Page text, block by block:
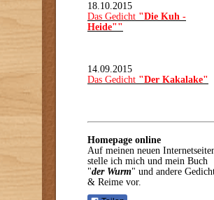
18.10.2015
Das Gedicht "Die Kuh -
Heide""
14.09.2015
Das Gedicht "Der Kakalake"
Homepage online
Auf meinen neuen
stelle ich mich und mein Buch
"der Wurm" und andere
& Reime vor.